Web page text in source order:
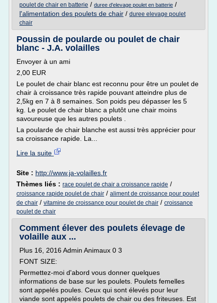
poulet de chair en batterie / duree d'elevage poulet en batterie /
l'alimentation des poulets de chair / duree elevage poulet
chair
Poussin de poularde ou poulet de chair
blanc - J.A. volailles
Envoyer à un ami
2,00 EUR
Le poulet de chair blanc est reconnu pour être un poulet de
chair à croissance très rapide pouvant atteindre plus de
2,5kg en 7 à 8 semaines. Son poids peu dépasser les 5
kg. Le poulet de chair blanc a plutôt une chair moins
savoureuse que les autres poulets .
La poularde de chair blanche est aussi très apprécier pour
sa croissance rapide. La...
Lire la suite
Site : http://www.ja-volailles.fr
Thèmes liés : race poulet de chair a croissance rapide /
croissance rapide poulet de chair / aliment de croissance pour poulet
de chair / vitamine de croissance pour poulet de chair / croissance
poulet de chair
Comment élever des poulets élevage de
volaille aux ...
Plus 16, 2016 Admin Animaux 0 3
FONT SIZE:
Permettez-moi d'abord vous donner quelques
informations de base sur les poulets. Poulets femelles
sont appelés poules. Ceux qui sont élevés pour leur
viande sont appelés poulets de chair ou des friteuses. Est